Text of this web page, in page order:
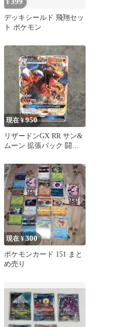
¥399
デッキシールド 飛翔セッ
ト ポケモン
現在 ¥950
リザードンGX RR サン&
ムーン 拡張パック 闘う
現在 ¥300
ポケモンカード 151 まと
め売り